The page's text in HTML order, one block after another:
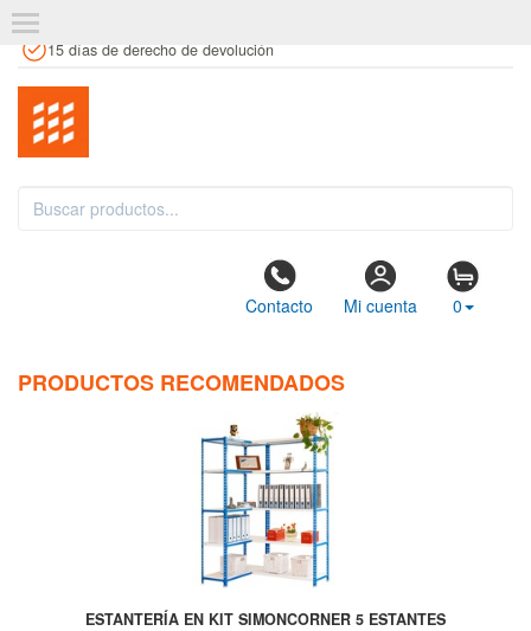
15 días de derecho de devolución
Contacto Mi cuenta 0
PRODUCTOS RECOMENDADOS
ESTANTERÍA EN KIT SIMONCORNER 5 ESTANTES